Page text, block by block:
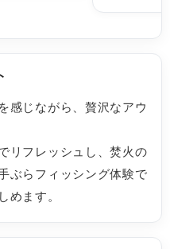
今回は「手
た。エサが
リリースを
のうちの1匹
感じながら、贅沢なアウ
リフレッシュし、焚火の
ぶらフィッシング体験で
めます。